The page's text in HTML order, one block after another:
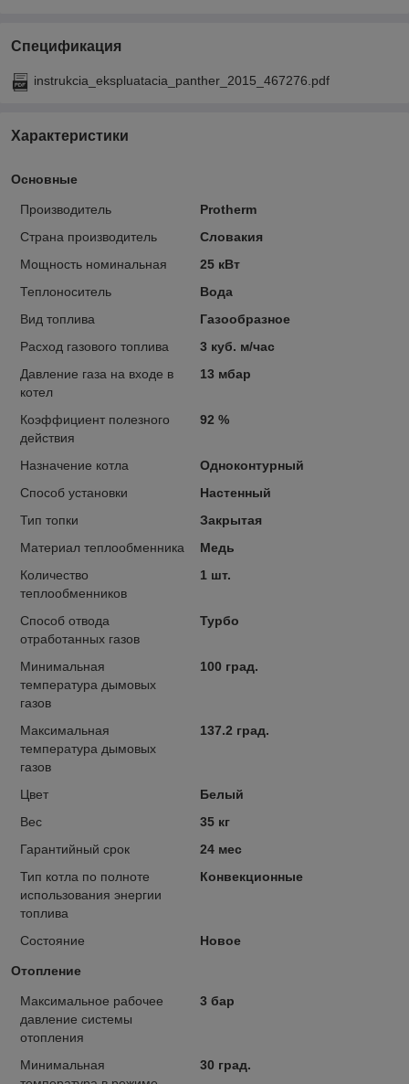
Спецификация
instrukcia_ekspluatacia_panther_2015_467276.pdf
Характеристики
Основные
Производитель
Protherm
Страна производитель
Словакия
Мощность номинальная
25 кВт
Теплоноситель
Вода
Вид топлива
Газообразное
Расход газового топлива
3 куб. м/час
Давление газа на входе в
котел
13 мбар
Коэффициент полезного
действия
92 %
Назначение котла
Одноконтурный
Способ установки
Настенный
Тип топки
Закрытая
Материал теплообменника
Медь
Количество
теплообменников
1 шт.
Способ отвода
отработанных газов
Турбо
Минимальная
температура дымовых
газов
100 град.
Максимальная
температура дымовых
газов
137.2 град.
Цвет
Белый
Вес
35 кг
Гарантийный срок
24 мес
Тип котла по полноте
использования энергии
топлива
Конвекционные
Состояние Новое
Отопление
Максимальное рабочее
давление системы
отопления
3 бар
Минимальная
30 град.